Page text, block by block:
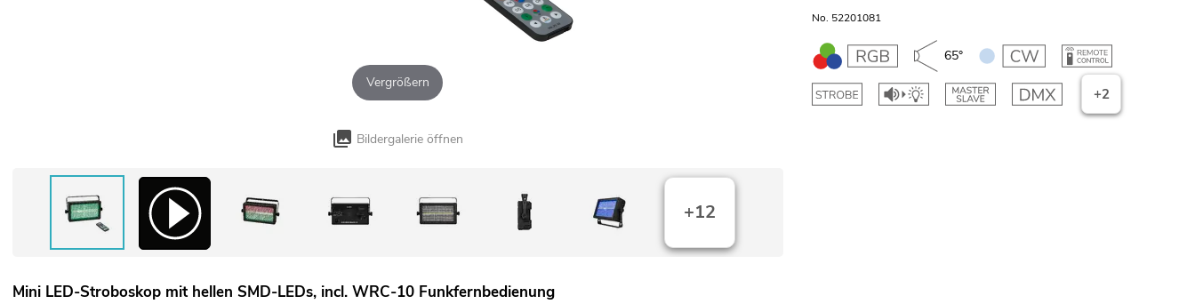
Vergrößern
Bildergalerie öffnen
+12
No. 52201081
65°
+2
Mini LED-Stroboskop mit hellen SMD-LEDs, incl. WRC-10 Funkfernbedienung